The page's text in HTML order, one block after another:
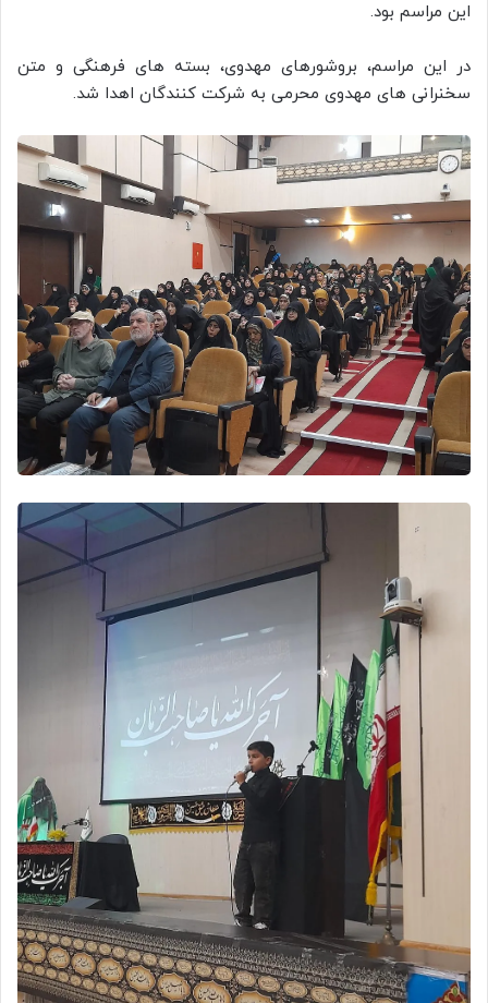
این مراسم بود.
در این مراسم، بروشورهای مهدوی، بسته های فرهنگی و متن
سخنرانی های مهدوی محرمی به شرکت کنندگان اهدا شد.